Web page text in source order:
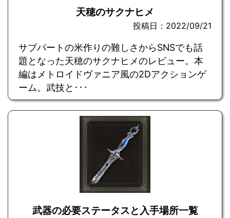
天穂のサクナヒメ
投稿日：2022/09/21
サブパートの米作りの難しさからSNSでも話
題となった天穂のサクナヒメのレビュー。本
編はメトロイドヴァニア風の2Dアクションゲ
ーム。武技と･･･
武器の必要ステータスと入手場所一覧